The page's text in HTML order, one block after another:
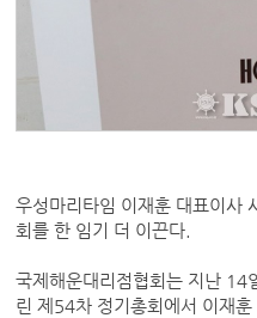
우성마리타임 이재훈 대표이사
회를 한 임기 더 이끈다.
국제해운대리점협회는 지난 14
린 제54차 정기총회에서 이재